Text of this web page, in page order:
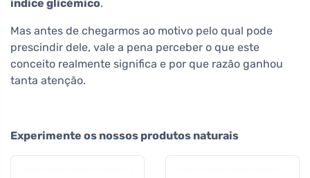
índice glicémico.
Mas antes de chegarmos ao motivo pelo qual pode
prescindir dele, vale a pena perceber o que este
conceito realmente significa e por que razão ganhou
tanta atenção.
Experimente os nossos produtos naturais